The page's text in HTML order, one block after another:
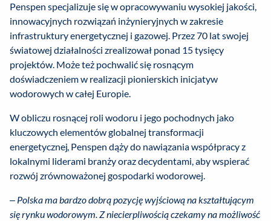
Penspen specjalizuje się w opracowywaniu wysokiej jakości,
innowacyjnych rozwiązań inżynieryjnych w zakresie
infrastruktury energetycznej i gazowej. Przez 70 lat swojej
światowej działalności zrealizował ponad 15 tysięcy
projektów. Może też pochwalić się rosnącym
doświadczeniem w realizacji pionierskich inicjatyw
wodorowych w całej Europie.
W obliczu rosnącej roli wodoru i jego pochodnych jako
kluczowych elementów globalnej transformacji
energetycznej, Penspen dąży do nawiązania współpracy z
lokalnymi liderami branży oraz decydentami, aby wspierać
rozwój zrównoważonej gospodarki wodorowej.
– Polska ma bardzo dobrą pozycję wyjściową na kształtującym
się rynku wodorowym. Z niecierpliwością czekamy na możliwość